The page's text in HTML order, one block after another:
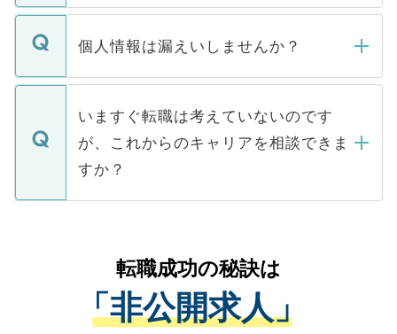
ません。
■応募殺到を避けるため 人気のある医療機
関を公にしてしまうと、応募が殺到する場
に、医療機関が求める条件に合った人材の
みを人材紹介会社に依頼するケースが増え
ています。
転職・入職を強要することは一切ありませ
ん。また、仮に応募先から内定をいただい
定を承諾する必要はありません。内定先へ
の辞退の連絡はキャリアパートナーが行い
個人情報は漏えいしませんか？
個人情報が漏えいすることはありませんの
で、ご安心ください。当サイトからの登録
などで収集したご登録者様の個人情報は、
ご本人のキャリアアップおよび転職活動の
支援を目的に使用いたします。お預かりし
ているすべての個人データはご本人の許可
は、個人情報の取り扱いについての厳密な
管理基準を満たした事業者のみに付与され
る、プライバシーマークを取得済みです。
いますぐ転職は考えていないのです
が、これからのキャリアを相談できま
すか？
かがいして、現在の医療機関の状況や紹介
経験をまじえながら、適切なアドバイスを
させていただきます。すぐにご転職をされ
ない方には、長期的なサポートが可能です
転職成功の秘訣は
「非公開求人」